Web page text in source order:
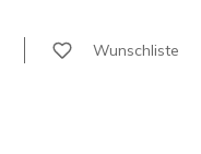
Wunschliste